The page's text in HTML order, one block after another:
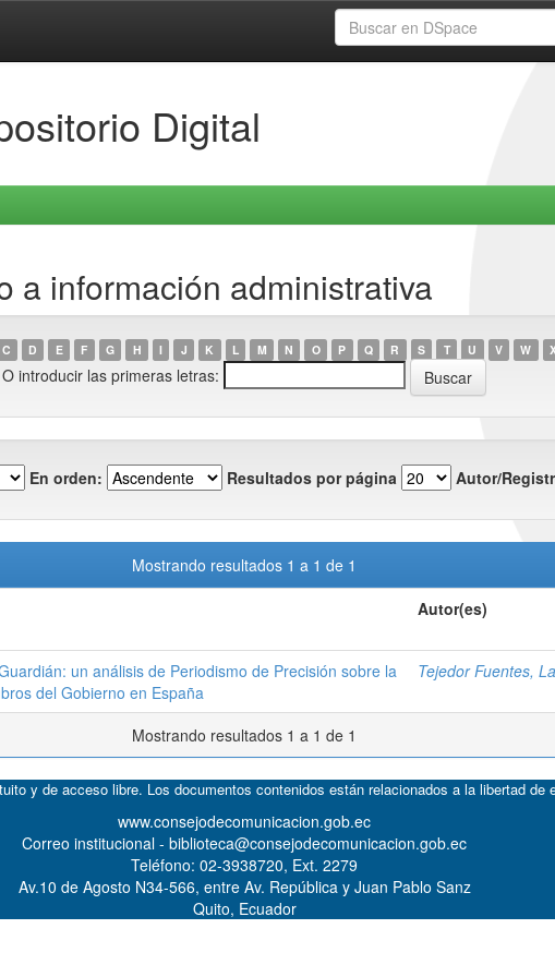
Digital
a información administrativa
C D E F G H I J K L M N O P Q R S T U V W
O introducir las primeras letras:
En orden: Resultados por página Autor/
Mostrando resultados 1 a 1 de 1
Autor(es)
un análisis de Periodismo de Precisión sobre la
del Gobierno en España
Tejedor Fuentes,
Mostrando resultados 1 a 1 de 1
y de acceso libre. Los documentos contenidos están relacionados a la libertad
www.consejodecomunicacion.gob.ec
Correo institucional - biblioteca@consejodecomunicacion.gob.ec
Teléfono: 02-3938720, Ext. 2279
Av.10 de Agosto N34-566, entre Av. República y Juan Pablo Sanz
Quito, Ecuador